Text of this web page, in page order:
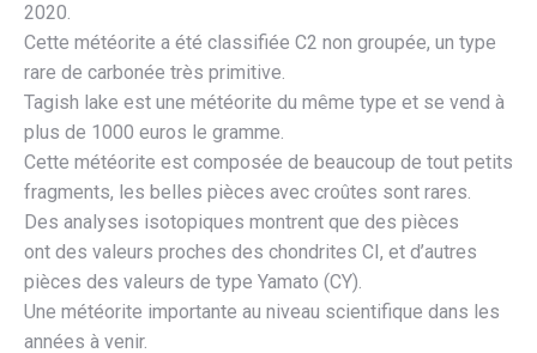
2020.
Cette météorite a été classifiée C2 non groupée, un type
rare de carbonée très primitive.
Tagish lake est une météorite du même type et se vend à
plus de 1000 euros le gramme.
Cette météorite est composée de beaucoup de tout petits
fragments, les belles pièces avec croûtes sont rares.
Des analyses isotopiques montrent que des pièces
ont des valeurs proches des chondrites CI, et d’autres
pièces des valeurs de type Yamato (CY).
Une météorite importante au niveau scientifique dans les
années à venir.